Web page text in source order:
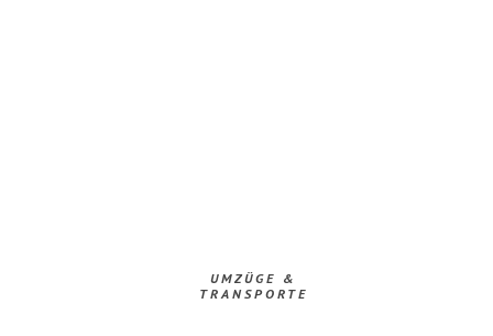
UMZÜGE &
TRANSPORTE